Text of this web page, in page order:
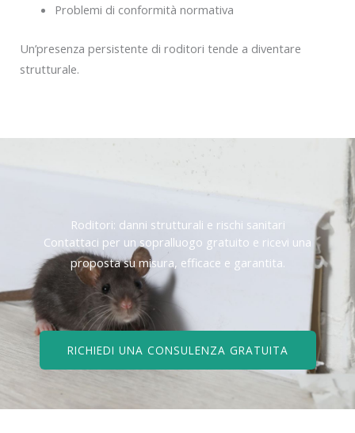
Problemi di conformità normativa
Un’presenza persistente di roditori tende a diventare
strutturale.
Roditori: danni strutturali e rischi sanitari
Contattaci per un sopralluogo gratuito e ricevi una
proposta su misura, efficace e garantita.
RICHIEDI UNA CONSULENZA GRATUITA